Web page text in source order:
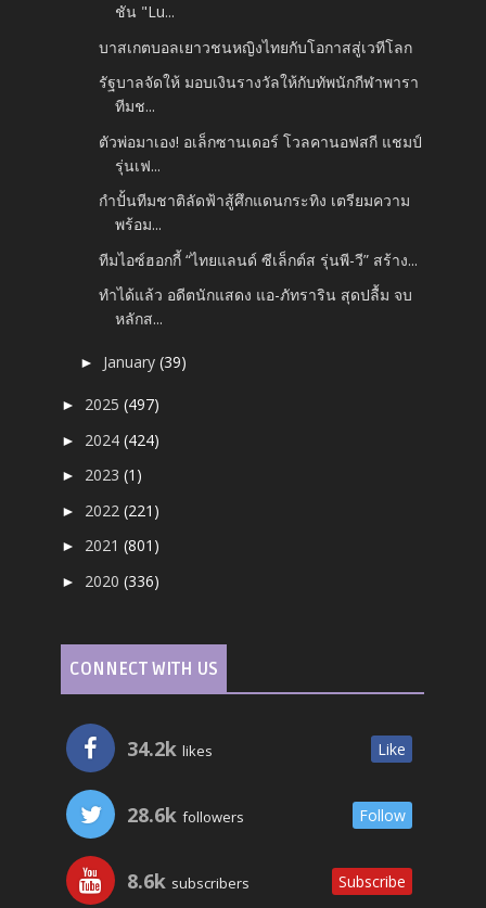
ชัน "Lu...
บาสเกตบอลเยาวชนหญิงไทยกับโอกาสสู่เวทีโลก
รัฐบาลจัดให้ มอบเงินรางวัลให้กับทัพนักกีฬาพารา
ทีมช...
ตัวพ่อมาเอง! อเล็กซานเดอร์ โวลคานอฟสกี แชมป์
รุ่นเฟ...
กำปั้นทีมชาติลัดฟ้าสู้ศึกแดนกระทิง เตรียมความ
พร้อม...
ทีมไอซ์ฮอกกี้ “ไทยแลนด์ ซีเล็กต์ส รุ่นพี-วี” สร้าง...
ทำได้แล้ว อดีตนักแสดง แอ-ภัทราริน สุดปลื้ม จบ
หลักส...
► January(39)
► 2025(497)
► 2024(424)
► 2023(1)
► 2022(221)
► 2021(801)
► 2020(336)
CONNECT WITH US
34.2k likes Like
28.6k followers Follow
8.6k subscribers Subscribe